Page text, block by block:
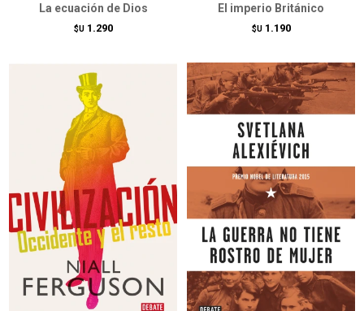
La ecuación de Dios
$U 1.290
El imperio Británico
$U 1.190